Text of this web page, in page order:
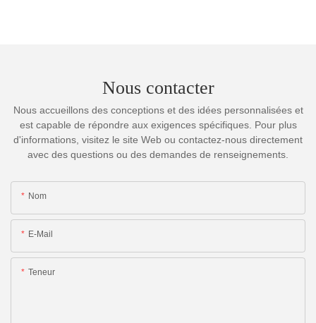
Nous contacter
Nous accueillons des conceptions et des idées personnalisées et
est capable de répondre aux exigences spécifiques. Pour plus
d'informations, visitez le site Web ou contactez-nous directement
avec des questions ou des demandes de renseignements.
Nom
E-Mail
Teneur